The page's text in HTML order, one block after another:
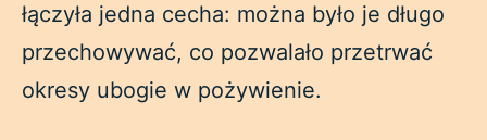
łączyła jedna cecha: można było je długo
przechowywać, co pozwalało przetrwać
okresy ubogie w pożywienie.